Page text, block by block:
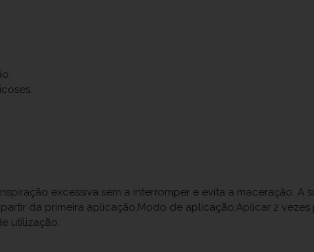
excessiva sem a interromper e evita a maceração. A
da primeira aplicação.Modo de aplicação:Aplicar 2 vezes
utilização.